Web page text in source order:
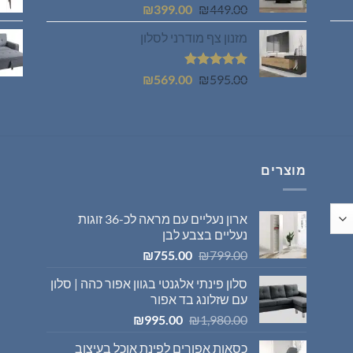
₪449.00
המחיר
המקורי
היה:
₪449.00.
₪399.00
המחיר
הנוכחי
הוא:מזנון צף מודרני לסלון
דורג5.00
₪595.00
המחיר ₪569.00
המחיר
מוצרים
ארון נעליים עם מראה לכ-36 זוגות
נעליים בצבע לבן
₪799.00
המחיר
היה:
₪799.00.
₪755.00
המחיר
הוא:
סלון פינתי אלגנטי בגוון אפור כהה | סלון
עם שזלונג בד אפור
₪1,980.00
המחיר ₪995.00
המחיר
כסאות אפורים לפינת אוכל בעיצוב